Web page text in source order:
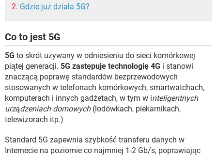
Gdzie już działa 5G?
Co to jest 5G
5G to skrót używany w odniesieniu do sieci komórkowej
piątej generacji. 5G zastępuje technologię 4G i stanowi
znaczącą poprawę standardów bezprzewodowych
stosowanych w telefonach komórkowych, smartwatchach,
komputerach i innych gadżetach, w tym w inteligentnych
urządzeniach domowych(lodówkach, piekarnikach,
telewizorach itp.)
Standard 5G zapewnia szybkość transferu danych w
Internecie na poziomie co najmniej 1-2 Gb/s, poprawiając